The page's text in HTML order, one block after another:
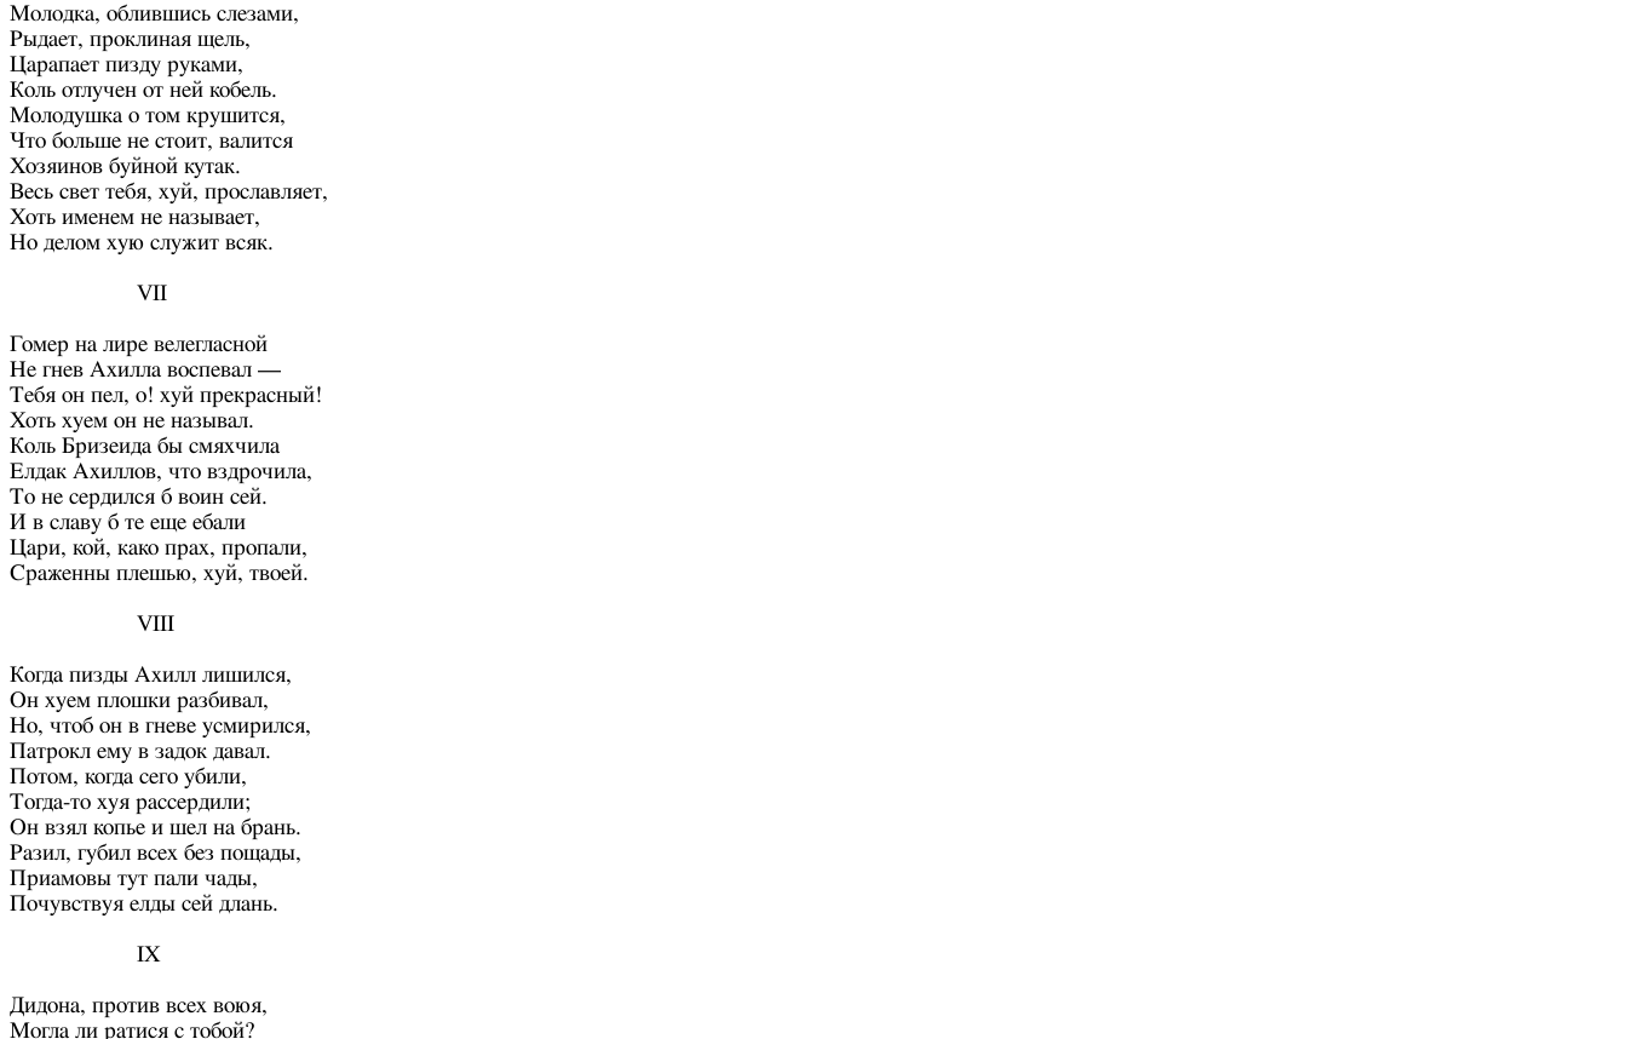
Молодка, облившись слезами,
Рыдает, проклиная щель,
Царапает пизду руками,
Коль отлучен от ней кобель.
Молодушка о том крушится,
Что больше не стоит, валится
Хозяинов буйной кутак.
Весь свет тебя, хуй, прославляет,
Хоть именем не называет,
Но делом хую служит всяк.
VII
Гомер на лире велегласной
Не гнев Ахилла воспевал —
Тебя он пел, о! хуй прекрасный!
Хоть хуем он не называл.
Коль Бризеида бы смяхчила
Елдак Ахиллов, что вздрочила,
То не сердился б воин сей.
И в славу б те еще ебали
Цари, кой, како прах, пропали,
Сраженны плешью, хуй, твоей.
VIII
Когда пизды Ахилл лишился,
Он хуем плошки разбивал,
Но, чтоб он в гневе усмирился,
Патрокл ему в задок давал.
Потом, когда сего убили,
Тогда-то хуя рассердили;
Он взял копье и шел на брань.
Разил, губил всех без пощады,
Приамовы тут пали чады,
Почувствуя елды сей длань.
IX
Дидона, против всех воюя,
Могла ли ратися с тобой?